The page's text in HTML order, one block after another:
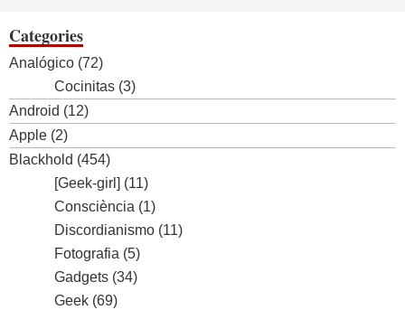
Categories
Analógico (72)
Cocinitas (3)
Android (12)
Apple (2)
Blackhold (454)
[Geek-girl] (11)
Consciència (1)
Discordianismo (11)
Fotografia (5)
Gadgets (34)
Geek (69)